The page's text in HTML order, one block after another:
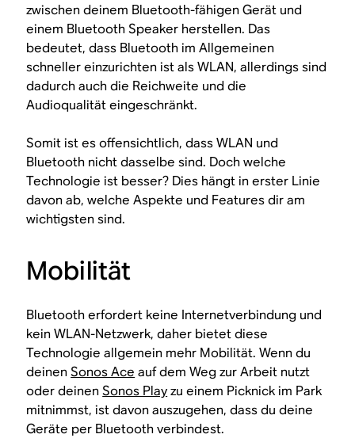
zwischen deinem Bluetooth-fähigen Gerät und
einem Bluetooth Speaker herstellen. Das
bedeutet, dass Bluetooth im Allgemeinen
schneller einzurichten ist als WLAN, allerdings sind
dadurch auch die Reichweite und die
Audioqualität eingeschränkt.
Somit ist es offensichtlich, dass WLAN und
Bluetooth nicht dasselbe sind. Doch welche
Technologie ist besser? Dies hängt in erster Linie
davon ab, welche Aspekte und Features dir am
wichtigsten sind.
Mobilität
Bluetooth erfordert keine Internetverbindung und
kein WLAN-Netzwerk, daher bietet diese
Technologie allgemein mehr Mobilität. Wenn du
deinenSonos Ace auf dem Weg zur Arbeit nutzt
oder deinenSonos Playzu einem Picknick im Park
mitnimmst, ist davon auszugehen, dass du deine
Geräte per Bluetooth verbindest.